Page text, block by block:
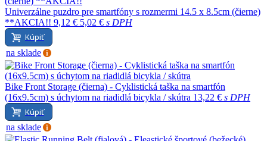
Univerzálne puzdro pre smartfóny s rozmermi 14.5 x 8.5cm (čierne)
**AKCIA!! 9,12 € 5,02 € s DPH
Kúpiť
na sklade
Bike Front Storage (čierna) - Cyklistická taška na smartfón
(16x9.5cm) s úchytom na riadidlá bicykla / skútra 13,22 € s DPH
Kúpiť
na sklade